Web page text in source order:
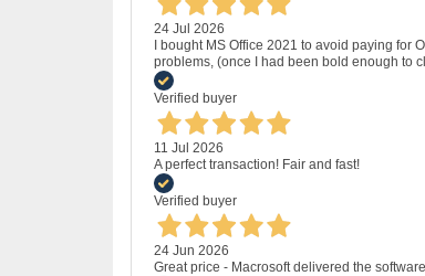
24 Jul 2026
I bought MS Office 2021 to avoid paying for
problems, (once I had been bold enough to
Verified buyer
11 Jul 2026
A perfect transaction! Fair and fast!
Verified buyer
24 Jun 2026
Great price - Macrosoft delivered the